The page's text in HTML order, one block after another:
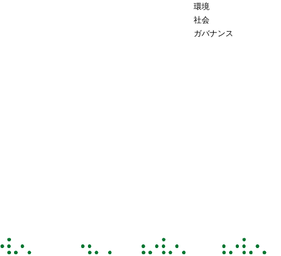
環境
社会
ガバナンス